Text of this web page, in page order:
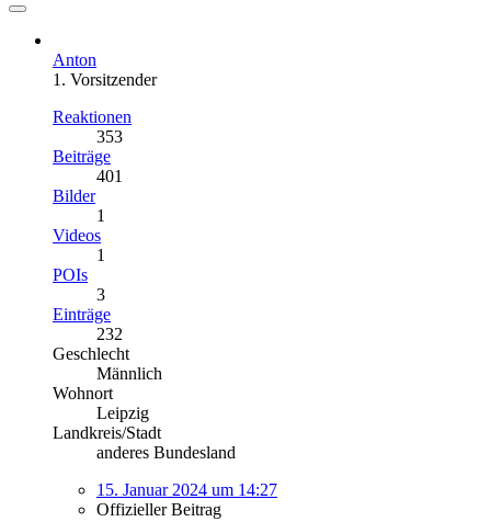
Anton
1. Vorsitzender
Reaktionen
353
Beiträge
401
Bilder
1
Videos
1
POIs
3
Einträge
232
Geschlecht
Männlich
Wohnort
Leipzig
Landkreis/Stadt
anderes Bundesland
15. Januar 2024 um 14:27
Offizieller Beitrag